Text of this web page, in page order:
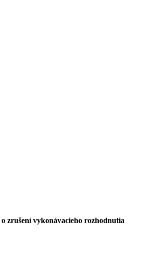
zrušení vykonávacieho rozhodnutia